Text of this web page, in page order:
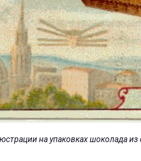
на упаковках шоколада